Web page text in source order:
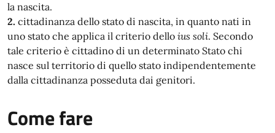
la nascita.
2. cittadinanza dello stato di nascita, in quanto nati in
uno stato che applica il criterio dello ius soli. Secondo
tale criterio è cittadino di un determinato Stato chi
nasce sul territorio di quello stato indipendentemente
dalla cittadinanza posseduta dai genitori.
Come fare